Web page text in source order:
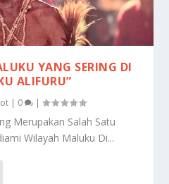
YANG SERING DI
ALIFURU”
| 0 |
Merupakan Salah Satu
Wilayah Maluku Di...